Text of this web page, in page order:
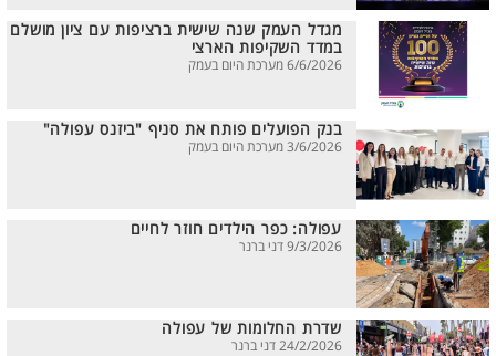
מגדל העמק שנה שישית ברציפות עם ציון מושלם
במדד השקיפות הארצי
6/6/2026 מערכת היום בעמק
בנק הפועלים פותח את סניף "ביזנס עפולה"
3/6/2026 מערכת היום בעמק
עפולה: כפר הילדים חוזר לחיים
9/3/2026 דני ברנר
שדרת החלומות של עפולה
24/2/2026 דני ברנר